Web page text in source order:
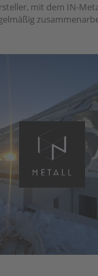
mit dem IN-